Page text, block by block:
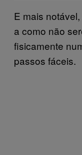
E mais notável,
a como não
fisicamente
passos fáceis.